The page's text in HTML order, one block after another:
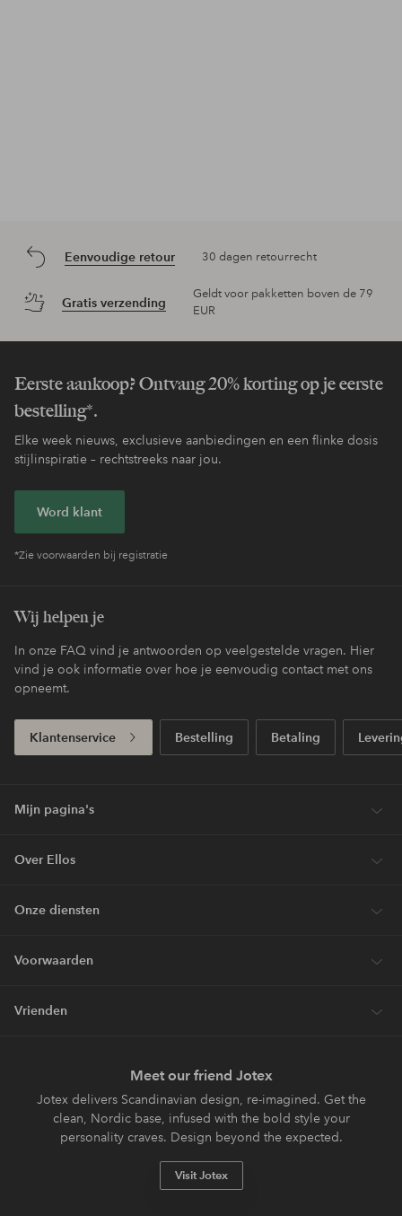
Eenvoudige retour 30 dagen retourrecht
Gratis verzending
Geldt voor pakketten boven de 79
EUR
Eerste aankoop? Ontvang 20% korting op je eerste
bestelling*.
Elke week nieuws, exclusieve aanbiedingen en een flinke dosis
stijlinspiratie – rechtstreeks naar jou.
Word klant
*Zie voorwaarden bij registratie
Wij helpen je
In onze FAQ vind je antwoorden op veelgestelde vragen. Hier
vind je ook informatie over hoe je eenvoudig contact met ons
opneemt.
Klantenservice Bestelling Betaling
Mijn pagina's
Over Ellos
Onze diensten
Voorwaarden
Vrienden
Meet our friend Jotex
Jotex delivers Scandinavian design, re-imagined. Get the
clean, Nordic base, infused with the bold style your
personality craves. Design beyond the expected.
Visit Jotex